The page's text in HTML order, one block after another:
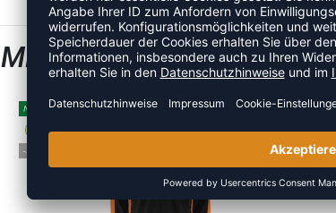
MEHR AUS DER
NEW
-35% -